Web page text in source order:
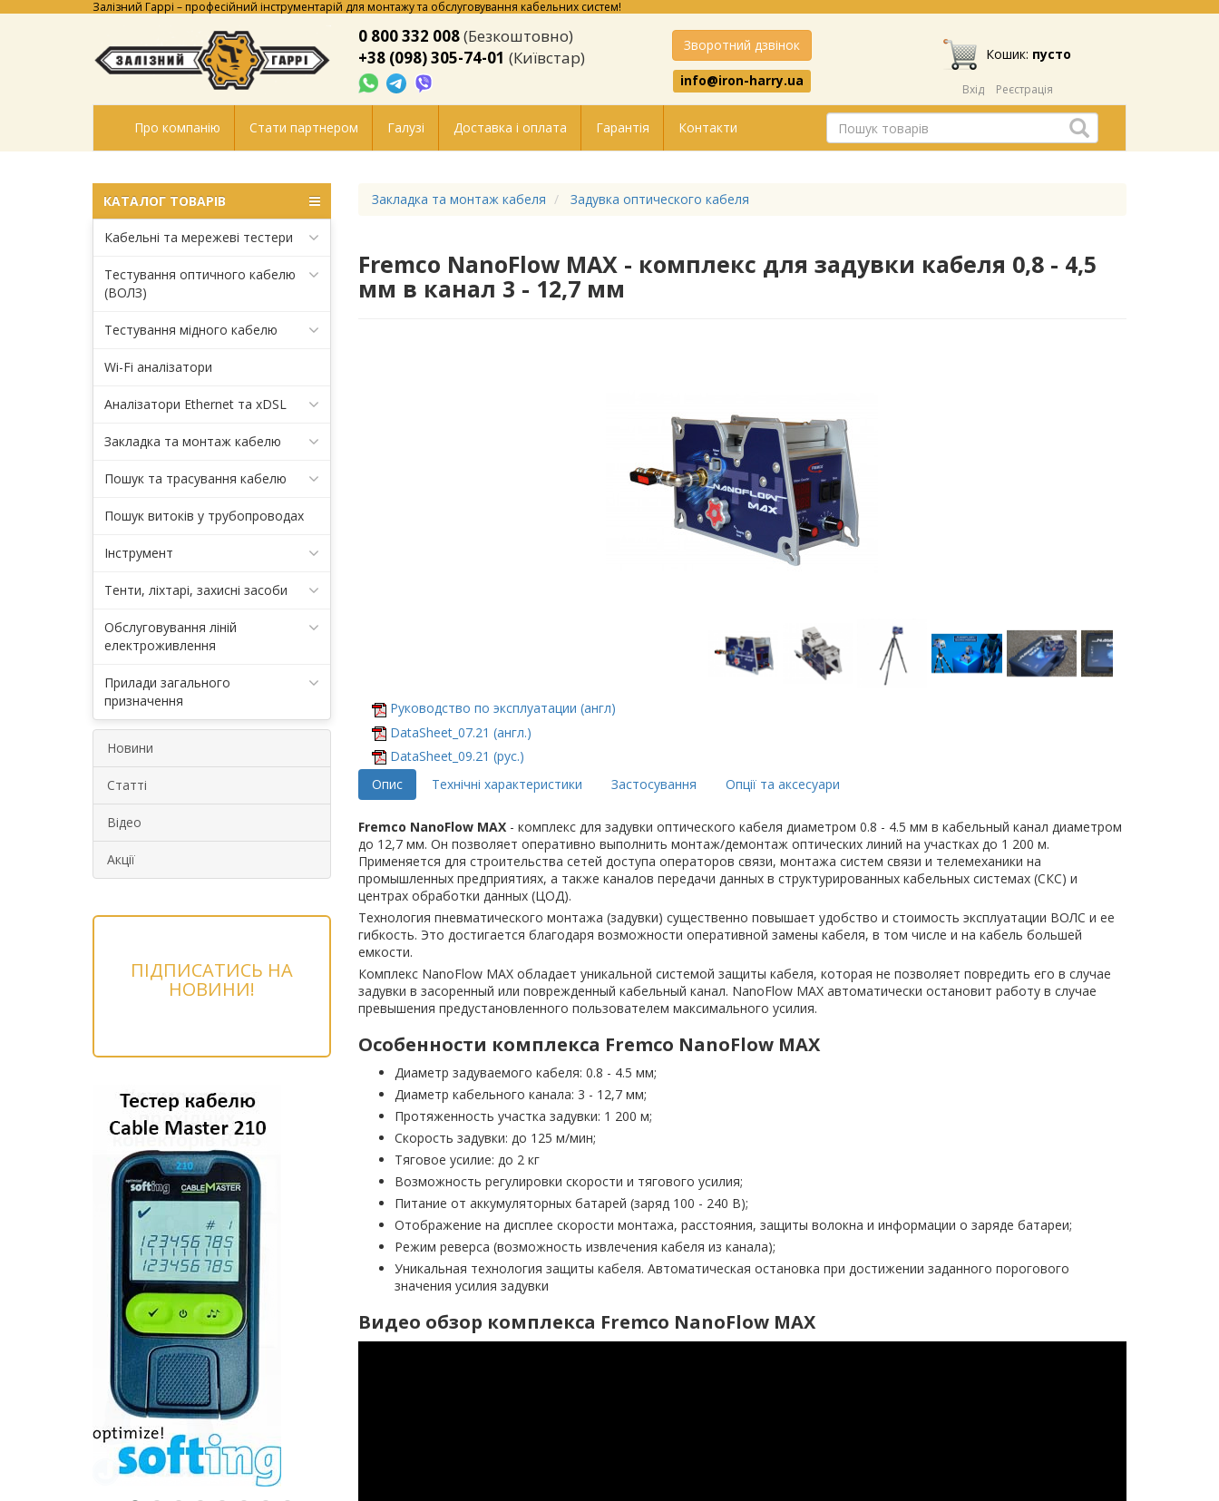
Залізний Гаррі – професійний інструментарій для монтажу та обслуговування кабельних систем!
0 800 332 008(Безкоштовно)
+38 (098) 305-74-01 (Київстар)
Зворотний дзвінок
info@iron-harry.ua
Кошик: пусто
Вхід Реєстрація
Про компанію Стати партнером Галузі Доставка і оплата Гарантія Контакти
КАТАЛОГ ТОВАРІВ
Кабельні та мережеві тестери
Тестування оптичного кабелю
(ВОЛЗ)
Тестування мідного кабелю
Wi-Fi аналізатори
Аналізатори Ethernet та xDSL
Закладка та монтаж кабелю
Пошук та трасування кабелю
Пошук витоків у трубопроводах
Інструмент
Тенти, ліхтарі, захисні засоби
Обслуговування ліній
електроживлення
Прилади загального
призначення
Новини
Статті
Відео
Акції
ПІДПИСАТИСЬ НА
НОВИНИ!
Закладка та монтаж кабеля Задувка оптического кабеля
Fremco NanoFlow MAX - комплекс для задувки кабеля 0,8 - 4,5
мм в канал 3 - 12,7 мм
Руководство по эксплуатации (англ)
DataSheet_07.21 (англ.)
DataSheet_09.21 (рус.)
Опис
Технічні характеристики Застосування Опції та аксесуари
Fremco NanoFlow MAX- комплекс для задувки оптического кабеля диаметром 0.8 - 4.5 мм в кабельный канал диаметром
до 12,7 мм. Он позволяет оперативно выполнить монтаж/демонтаж оптических линий на участках до 1 200 м.
Применяется для строительства сетей доступа операторов связи, монтажа систем связи и телемеханики на
промышленных предприятиях, а также каналов передачи данных в структурированных кабельных системах (СКС) и
центрах обработки данных (ЦОД).
Технология пневматического монтажа (задувки) существенно повышает удобство и стоимость эксплуатации ВОЛС и ее
гибкость. Это достигается благодаря возможности оперативной замены кабеля, в том числе и на кабель большей
емкости.
Комплекс NanoFlow MAX обладает уникальной системой защиты кабеля, которая не позволяет повредить его в случае
задувки в засоренный или поврежденный кабельный канал. NanoFlow MAX автоматически остановит работу в случае
превышения предустановленного пользователем максимального усилия.
Особенности комплекса Fremco NanoFlow MAX
Диаметр задуваемого кабеля: 0.8 - 4.5 мм;
Диаметр кабельного канала: 3 - 12,7 мм;
Протяженность участка задувки: 1 200 м;
Скорость задувки: до 125 м/мин;
Тяговое усилие: до 2 кг
Возможность регулировки скорости и тягового усилия;
Питание от аккумуляторных батарей (заряд 100 - 240 В);
Отображение на дисплее скорости монтажа, расстояния, защиты волокна и информации о заряде батареи;
Режим реверса (возможность извлечения кабеля из канала);
Уникальная технология защиты кабеля. Автоматическая остановка при достижении заданного порогового
значения усилия задувки
Видео обзор комплекса Fremco NanoFlow MAX